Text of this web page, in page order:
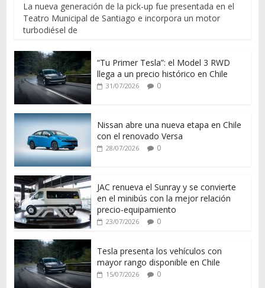
La nueva generación de la pick-up fue presentada en el
Teatro Municipal de Santiago e incorpora un motor
turbodiésel de
“Tu Primer Tesla”: el Model 3 RWD
llega a un precio histórico en Chile
31/07/2026 0
Nissan abre una nueva etapa en Chile
con el renovado Versa
28/07/2026 0
JAC renueva el Sunray y se convierte
en el minibús con la mejor relación
precio-equipamiento
23/07/2026 0
Tesla presenta los vehículos con
mayor rango disponible en Chile
15/07/2026 0